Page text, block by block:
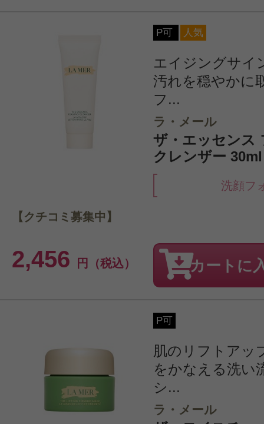
P可 人気
エイジングサイ
汚れを穏やかに
フ...
ラ・メール
ザ・エッセンス
クレンザー
洗顔フ
2,456 円（税込）
【クチコミ募集中】
カートに
P可
肌のリフトアッ
をかなえる洗い
シ...
ラ・メール